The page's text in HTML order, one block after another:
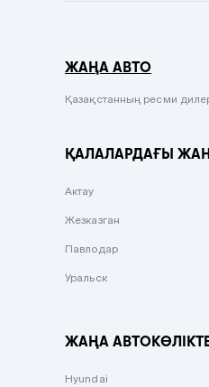
Сиреневый
Вишневый
ЖАҢА АВТО
Қазақстанның ресми
ҚАЛАЛАРДАҒЫ
Актау
Жезказган
Павлодар
Уральск
ЖАҢА
Hyundai